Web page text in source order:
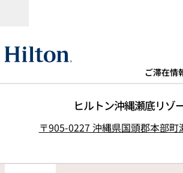
ご滞在情
ヒルトン沖縄瀬底リゾ
〒905-0227 沖縄県国頭郡本部町